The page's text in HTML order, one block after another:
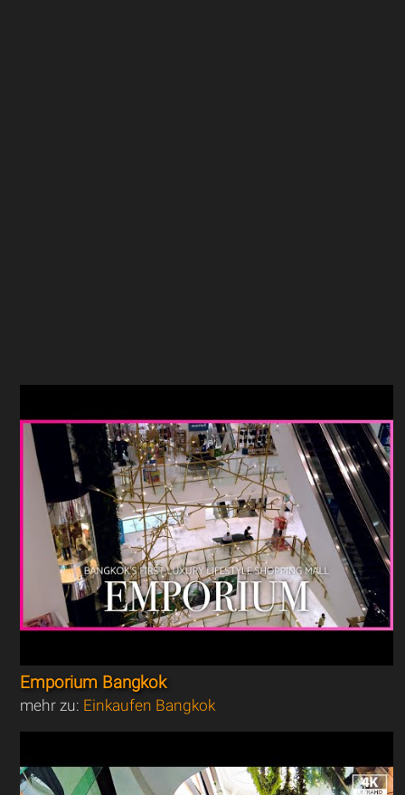
Emporium Bangkok
mehr zu: Einkaufen Bangkok